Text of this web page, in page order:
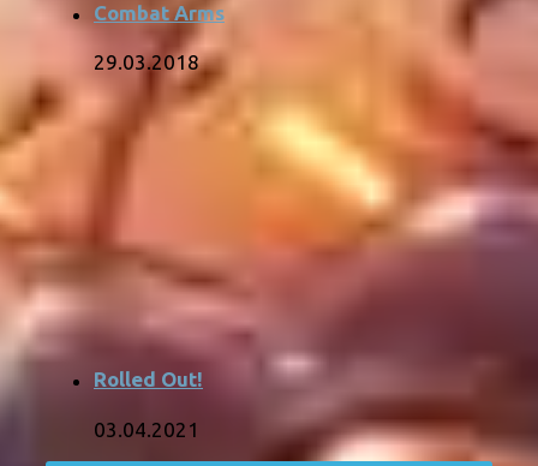
Combat Arms
29.03.2018
Rolled Out!
03.04.2021